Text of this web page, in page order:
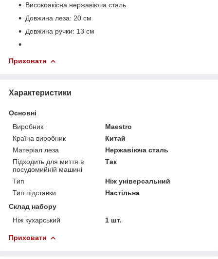
Високоякісна нержавіюча сталь
Довжина леза: 20 см
Довжина ручки: 13 см
Приховати
Характеристики
Основні
Виробник
Maestro
Країна виробник
Китай
Матеріал леза
Нержавіюча сталь
Підходить для миття в
посудомийній машині
Так
Тип
Ніж універсальний
Тип підставки
Настільна
Склад набору
Ніж кухарський
1 шт.
Приховати